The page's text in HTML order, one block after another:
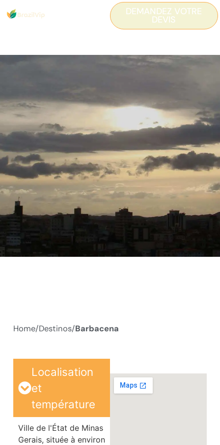
DEMANDEZ VOTRE
DEVIS
Home/Destinos/Barbacena
Localisation
et
température
Ville de l'État de Minas
Gerais, située à environ